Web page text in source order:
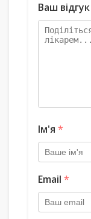
Ваш відгук
Ім'я *
Email *